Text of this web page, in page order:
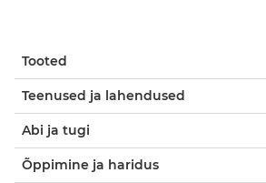
Tooted
Teenused ja lahendused
Abi ja tugi
Õppimine ja haridus